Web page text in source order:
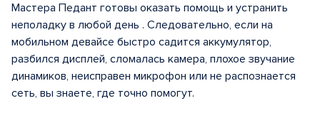
Мастера Педант готовы оказать помощь и устранить
неполадку в любой день . Следовательно, если на
мобильном девайсе быстро садится аккумулятор,
разбился дисплей, сломалась камера, плохое звучание
динамиков, неисправен микрофон или не распознается
сеть, вы знаете, где точно помогут.